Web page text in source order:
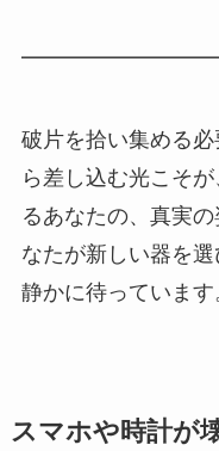
破片を拾い集める
ら差し込む光こそ
るあなたの、真実
なたが新しい器を
静かに待っています
スマホや時計が